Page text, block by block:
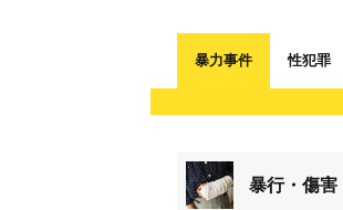
暴力事件 性犯罪
暴行・傷害